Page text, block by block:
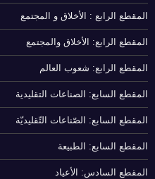
المقطع الرابع : الأخلاق و المجتمع
المقطع الرابع: الأخلاق والمجتمع
المقطع الرابع: شعوب العالم
المقطع السابع: الصناعات التقليدية
المقطع السابع: الصّناعات التّقليديّة
المقطع السابع: الطبيعة
المقطع السادس: الأعياد